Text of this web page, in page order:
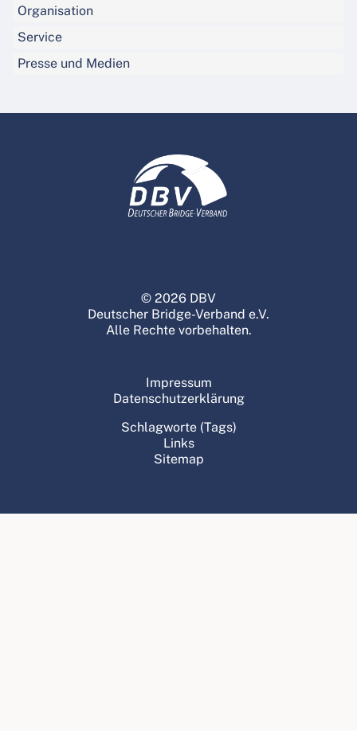
Organisation
Service
Presse und Medien
© 2026 DBV
Deutscher Bridge-Verband e.V.
Alle Rechte vorbehalten.
Impressum
Datenschutzerklärung
Schlagworte (Tags)
Links
Sitemap